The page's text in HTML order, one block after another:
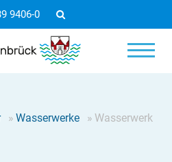
9406-0
» Wasserwerke » Wasserwerk